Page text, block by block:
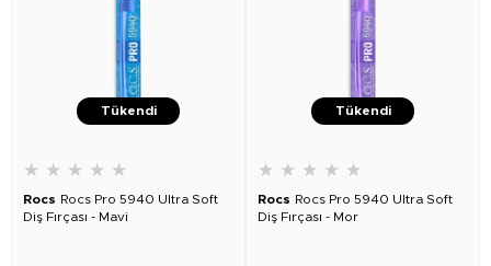
Tükendi
★ ★ ★ ★ ★
Rocs Rocs Pro 5940 Ultra Soft
Diş Fırçası - Mavi
Tükendi
★ ★ ★ ★ ★
Rocs Rocs Pro 5940 Ultra Soft
Diş Fırçası - Mor